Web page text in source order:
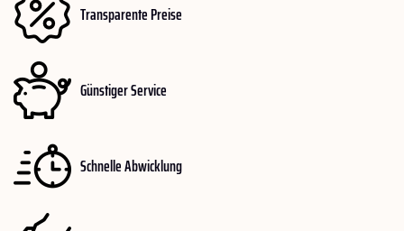
Transparente Preise
Günstiger Service
Schnelle Abwicklung